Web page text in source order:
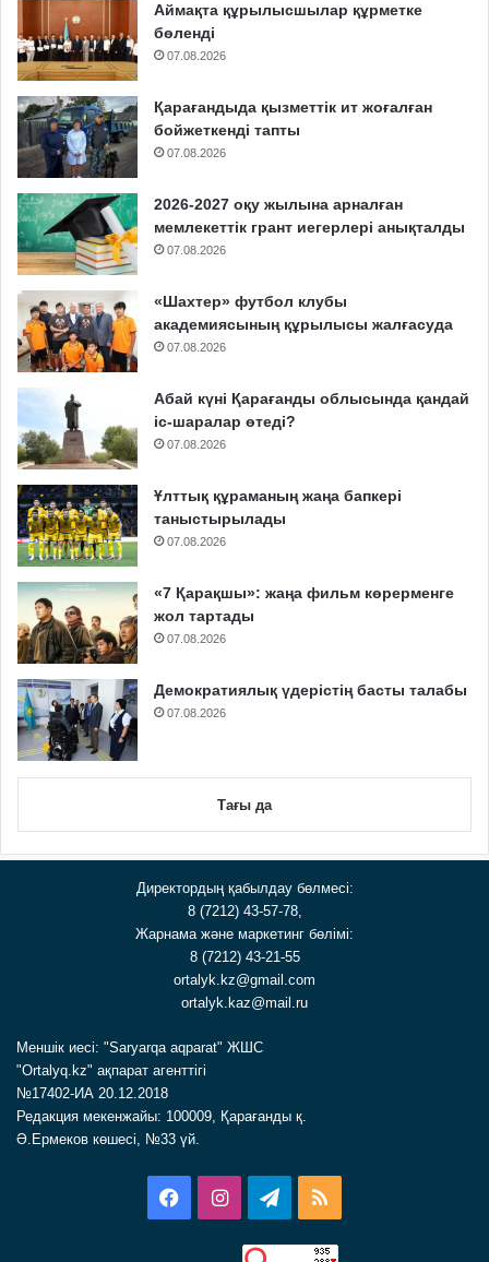
Аймақта құрылысшылар құрметке
бөленді
07.08.2026
Қарағандыда қызметтік ит жоғалған
бойжеткенді тапты
07.08.2026
2026-2027 оқу жылына арналған
мемлекеттік грант иегерлері анықталды
07.08.2026
«Шахтер» футбол клубы
академиясының құрылысы жалғасуда
07.08.2026
Абай күні Қарағанды облысында қандай
іс-шаралар өтеді?
07.08.2026
Ұлттық құраманың жаңа бапкері
таныстырылады
07.08.2026
«7 Қарақшы»: жаңа фильм көрерменге
жол тартады
07.08.2026
Демократиялық үдерістің басты талабы
07.08.2026
Тағы да
Директордың қабылдау бөлмесі:
8 (7212) 43-57-78,
Жарнама және маркетинг бөлімі:
8 (7212) 43-21-55
ortalyk.kz@gmail.com
ortalyk.kaz@mail.ru
Меншік иесі: "Saryarqa aqparat" ЖШС
"Ortalyq.kz" ақпарат агенттігі
№17402-ИА 20.12.2018
Редакция мекенжайы: 100009, Қарағанды қ.
Ә.Ермеков көшесі, №33 үй.
FacebookInstagramTelegram